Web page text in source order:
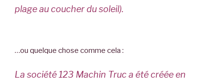
plage au coucher du soleil).
…ou quelque chose comme cela :
La société 123 Machin Truc a été créée en